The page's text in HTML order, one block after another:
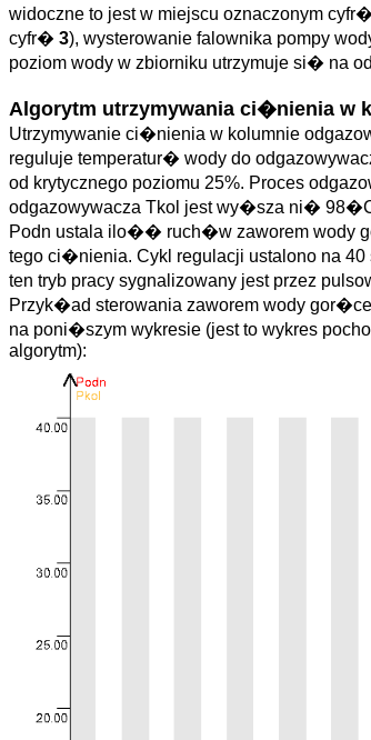
widoczne to jest w miejscu oznaczonym cyfr�
cyfr� 3), wysterowanie falownika pompy
poziom wody w zbiorniku utrzymuje si� na
Algorytm utrzymywania ci�nienia w
Utrzymywanie ci�nienia w kolumnie
reguluje temperatur� wody do
od krytycznego poziomu 25%. Proces
odgazowywacza Tkol jest wy�sza ni�
Podn ustala ilo�� ruch�w zaworem wody
tego ci�nienia. Cykl regulacji ustalono na
ten tryb pracy sygnalizowany jest przez
Przyk�ad sterowania zaworem wody
na poni�szym wykresie (jest to wykres
algorytm):